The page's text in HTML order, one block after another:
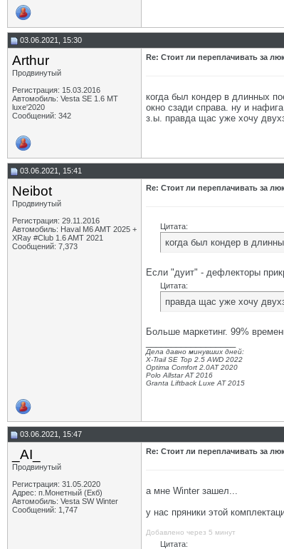
03.06.2021, 15:30
Arthur
Продвинутый
Регистрация: 15.03.2016
Автомобиль: Vesta SE 1.6 MT
luxe'2020
Сообщений: 342
Re: Стоит ли переплачивать за
когда был кондер в длинных
окно сзади справа. ну и
з.ы. правда щас уже хочу
03.06.2021, 15:41
Neibot
Продвинутый
Регистрация: 29.11.2016
Автомобиль: Haval M6 AMT 2025 +
XRay #Club 1.6 AMT 2021
Сообщений: 7,373
Re: Стоит ли переплачивать за
Цитата:
когда был кондер в
Если "дуит" - дефлекторы
Цитата:
правда щас уже хочу
Больше маркетинг. 99%
Дела давно минувших дней:
X-Trail SE Top 2.5 AWD 2022
Optima Comfort 2.0AT 2020
Polo Allstar AT 2016
Granta Liftback Luxe AT 2015
03.06.2021, 15:47
_AI_
Продвинутый
Регистрация: 31.05.2020
Адрес: п.Монетный (Екб)
Автомобиль: Vesta SW Winter
Сообщений: 1,747
Re: Стоит ли переплачивать за
а мне Winter зашел...
у нас пряники этой
Добавлено через 5 минут
Цитата: